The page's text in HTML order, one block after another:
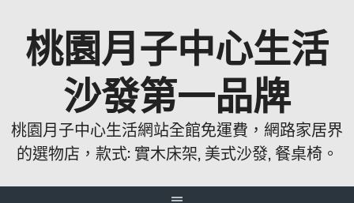
桃園月子中心生活
沙發第一品牌
桃園月子中心生活網站全館免運費，網路家居界
的選物店，款式: 實木床架, 美式沙發, 餐桌椅。